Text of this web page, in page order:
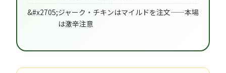
ジャーク・チキンはマイルドを注文——本場
は激辛注意